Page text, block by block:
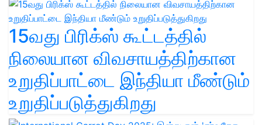
15வது பிரிக்ஸ் கூட்டத்தில்
நிலையான விவசாயத்திற்கான
உறுதிப்பாட்டை இந்தியா மீண்டும்
உறுதிப்படுத்துகிறது